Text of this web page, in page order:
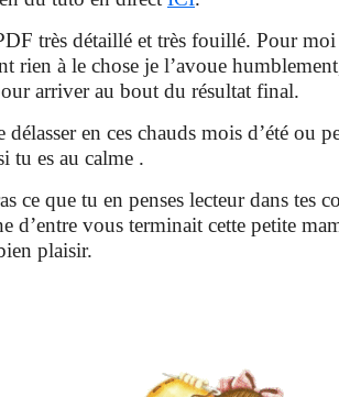
très détaillé et très fouillé. Pour
rien à le chose je l’avoue
arriver au bout du résultat final.
en ces chauds mois d’été ou
tu es au calme .
ce que tu en penses lecteur dans tes
d’entre vous terminait cette petite
plaisir.